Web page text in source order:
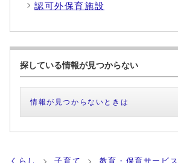
認可外保育施設
探している情報が見つからない
情報が見つからないときは
くらし 子育て
教育・保育サービス